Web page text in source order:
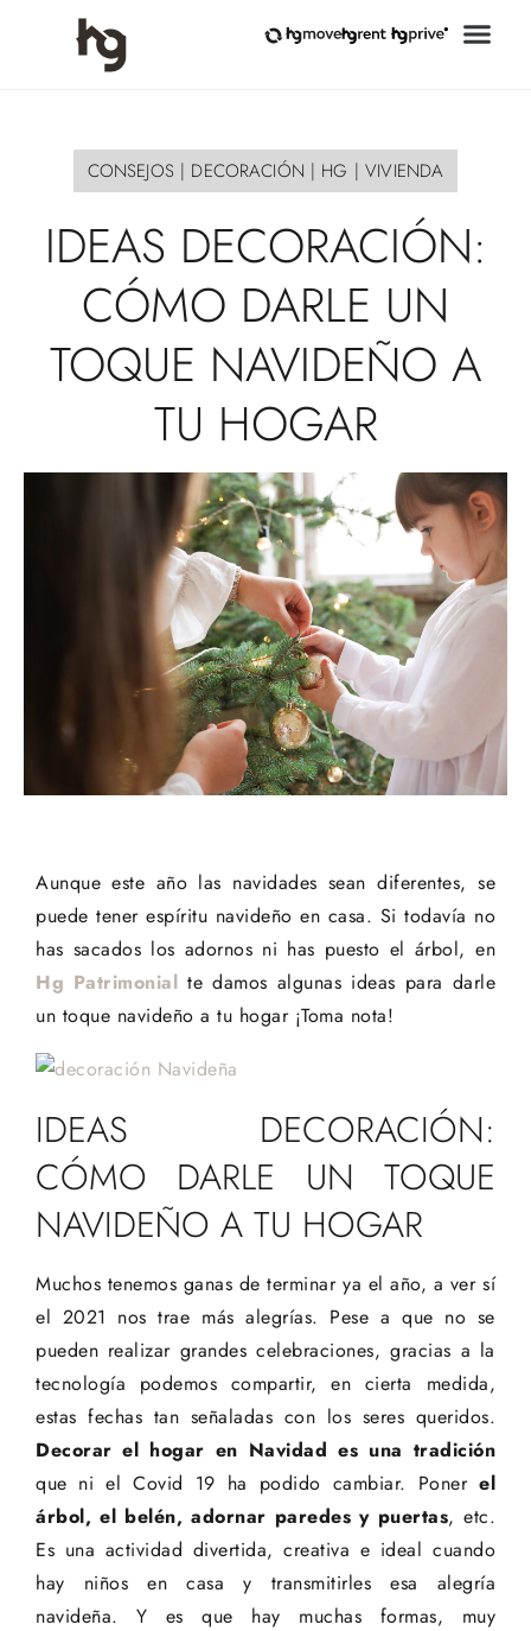
CONSEJOS| DECORACIÓN | HG |VIVIENDA
IDEAS DECORACIÓN:
CÓMO DARLE UN
TOQUE NAVIDEÑO A
TU HOGAR
Aunque este año las navidades sean diferentes, se
puede tener espíritu navideño en casa. Si todavía no
has sacados los adornos ni has puesto el árbol, en
Hg Patrimonial te damos algunas ideas para darle
un toque navideño a tu hogar ¡Toma nota!
IDEAS DECORACIÓN:
CÓMO DARLE UN TOQUE
NAVIDEÑO A TU HOGAR
Muchos tenemos ganas de terminar ya el año, a ver sí
el 2021 nos trae más alegrías. Pese a que no se
pueden realizar grandes celebraciones, gracias a la
tecnología podemos compartir, en cierta medida,
estas fechas tan señaladas con los seres queridos.
Decorar el hogar en Navidad es una tradición
que ni el Covid 19 ha podido cambiar. Poner el
árbol, el belén, adornar paredes y puertas, etc.
Es una actividad divertida, creativa e ideal cuando
hay niños en casa y transmitirles esa alegría
navideña. Y es que hay muchas formas, muy